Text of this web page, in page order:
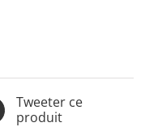
Tweeter ce
produit